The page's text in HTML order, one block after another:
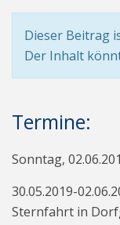
Dieser Beitrag
Der Inhalt
Termine:
Sonntag,
30.05.2019-
Sternfahrt in